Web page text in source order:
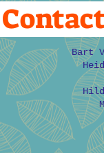
Bart